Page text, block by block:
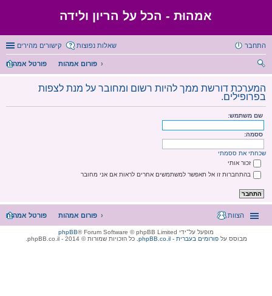
אמהוּת - הכל על הריון ולידה
קישורים מהירים שאלות נפוצות התחבר
פורטל אמהות
פורום אמהות
ש
המערכת דורשת ממך להיות רשום ומחובר על מנת לצפות
בפרופילים.
שם משתמש:
ססמה:
שכחתי את ססמתי
זכור אותי
בהתחברות זו אל תאפשר למשתמשים אחרים לראות אם אני מחובר
פורטל אמהות פורום אמהות הצוות
מופעל על־ידי phpBB® Forum Software © phpBB Limited
מבוסס עלphpBB.co.il - פורומים בעברית . כל הזכויות שמורות © 2014 - phpBB.co.il.